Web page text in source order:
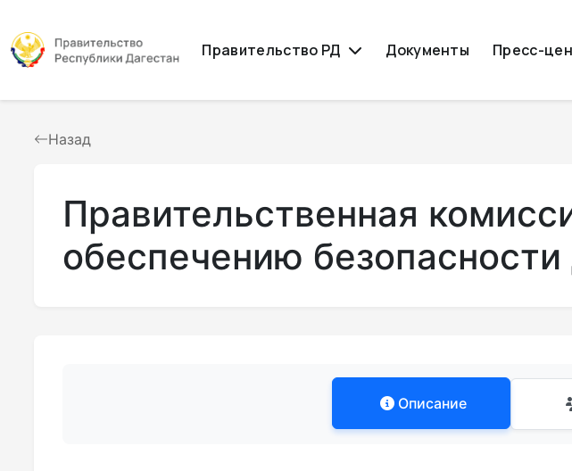
Правительство РД Документы Пресс-
Назад
Правительственная
обеспечению
Описание